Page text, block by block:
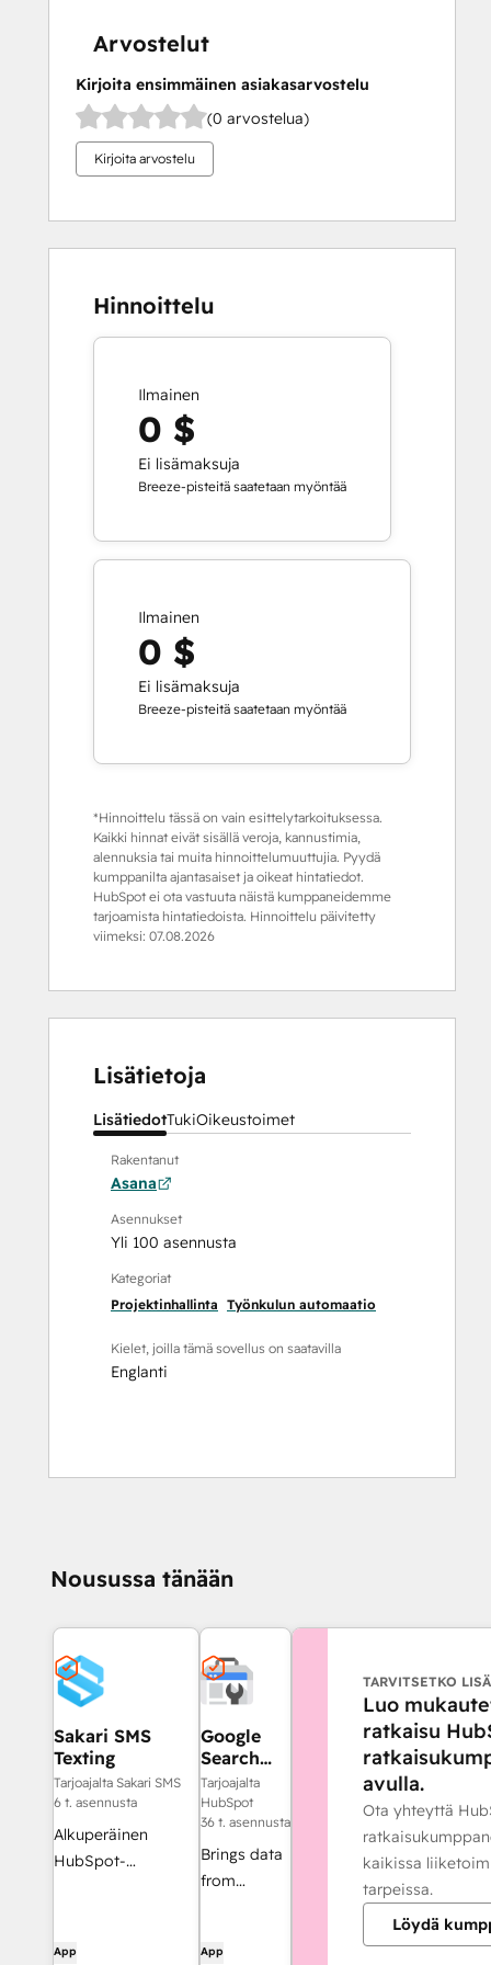
Arvostelut
Kirjoita ensimmäinen asiakasarvostelu
(0 arvostelua)
Kirjoita arvostelu
Hinnoittelu
Ilmainen
0 $
Ei lisämaksuja
Breeze-pisteitä saatetaan myöntää
Ilmainen
0 $
Ei lisämaksuja
Breeze-pisteitä saatetaan myöntää
*Hinnoittelu tässä on vain esittelytarkoituksessa.
Kaikki hinnat eivät sisällä veroja, kannustimia,
alennuksia tai muita hinnoittelumuuttujia. Pyydä
kumppanilta ajantasaiset ja oikeat hintatiedot.
HubSpot ei ota vastuuta näistä kumppaneidemme
tarjoamista hintatiedoista. Hinnoittelu päivitetty
viimeksi: 07.08.2026
Lisätietoja
LisätiedotTukiOikeustoimet
Rakentanut
Asana
Asennukset
Yli 100 asennusta
Kategoriat
Projektinhallinta Työnkulun automaatio
Kielet, joilla tämä sovellus on saatavilla
Englanti
Nousussa tänään
Sakari SMS
Texting
Tarjoajalta Sakari SMS
6 t. asennusta
Alkuperäinen
HubSpot-
App
Google
Search
Console
Tarjoajalta
HubSpot
36 t. asennusta
Brings data
from
Console
App
TARVITSETKO
Luo
ratkaisu
avulla.
Ota yhteyttä
kaikissa
tarpeissa.
Löydä